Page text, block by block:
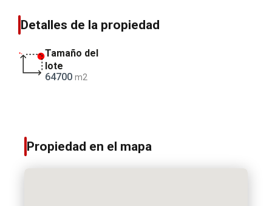
Detalles de la propiedad
Tamaño del
lote
64700 m2
Propiedad en el mapa